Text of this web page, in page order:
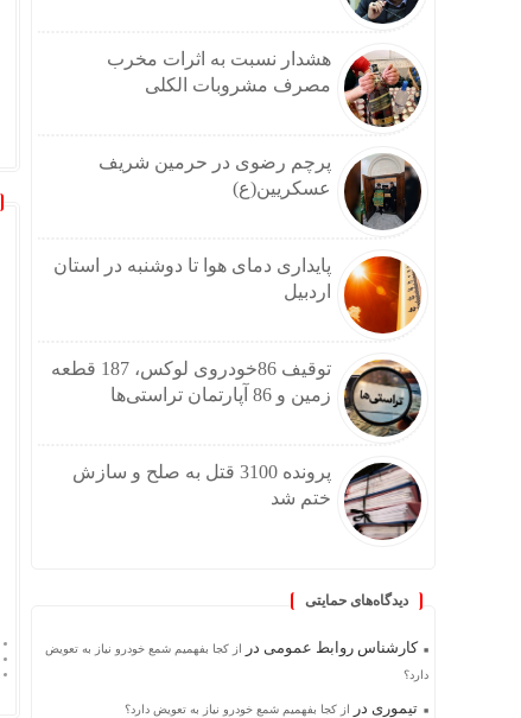
هشدار نسبت به اثرات مخرب
مصرف مشروبات الکلی
پرچم رضوی در حرمین شریف
عسکریین(ع)
پایداری دمای هوا تا دوشنبه در استان
اردبیل
توقیف 86خودروی لوکس، 187 قطعه
زمین و 86 آپارتمان تراستی‌ها
پرونده 3100 قتل به صلح و سازش
ختم شد
دیدگاه‌های حمایتی
کارشناس روابط عمومی در
از کجا بفهمیم شمع خودرو نیاز به تعویض
دارد؟
تیموری در از کجا بفهمیم شمع خودرو نیاز به تعویض دارد؟